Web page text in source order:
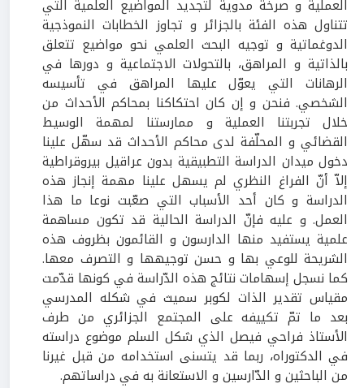
العملية و صرخة مدوية لتجديد المواضيع العلمية التي
تتناول هذه الفئة بالجزائر و تجاوز الخطابات النموذجية
الدوغماتية و توجيه البحث العلمي نحو مواضيع تتعلق
بالذاتية و المراهق، بالتحولات الاجتماعية و دورها في
الرهانات التي يعوّل عليها المراهق في تأسيسه
الشخصي. فنحن و إن كان احتكاكنا بمحاكم الأحداث من
خلال تجربتنا العملية و ممارستنا لمهمة الوسيط
القضائي و المحلّفة لدى محاكم الأحداث قد سهّل علينا
دخول ميدان الدراسة التطبيقية بدون عراقيل بيروقراطية
إلاّ أنّ الفراغ النظري لم يسهل علينا مهمة إنجاز هذه
الدراسة و كان أحد الأسباب التي صعّبت نوعا ما هذا
العمل. و عليه فإنّ الدراسة الحالية قد تكون مساهمة
علمية يستفيد منها الدارسون و القائمون بظروف هذه
الشريحة للوعي بها و حسن توجيهها و التصرف معها.
كما نسجل إسهامات نتائج هذه الدّراسة في كونها قدّمت
مقياس تقدير الذات لكوبر سميث في شكله المدرسي
بعد ما تمّ تكييفه على المجتمع الجزائري من طرف
الأستاذ فراحي فيصل الذي شكل السلم موضوع دراسته
في الدكتوراه، ربما قد يتسنى استخدامه من قبل غيرنا
من الباحثين و الدّارسين و الاستعانة به في دراساتهم.